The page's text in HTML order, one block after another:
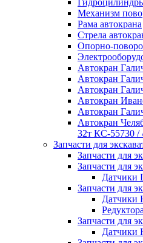
Механизм
Рама автокрана
Стрела
Опорно-
Автокран
Автокран
Автокран
Автокран
Автокран
Автокран
32т КС-55730 /
Запчасти для
Запчасти для
Запчасти для
Датчики
Запчасти для
Датчики
Запчасти для
Датчики